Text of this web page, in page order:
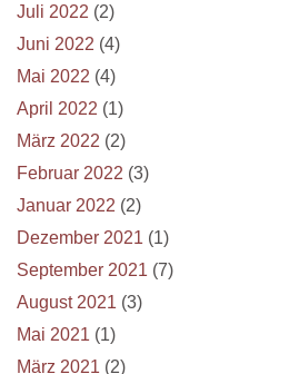
Juli 2022 (2)
Juni 2022 (4)
Mai 2022 (4)
April 2022 (1)
März 2022 (2)
Februar 2022 (3)
Januar 2022 (2)
Dezember 2021 (1)
September 2021 (7)
August 2021 (3)
Mai 2021 (1)
März 2021 (2)